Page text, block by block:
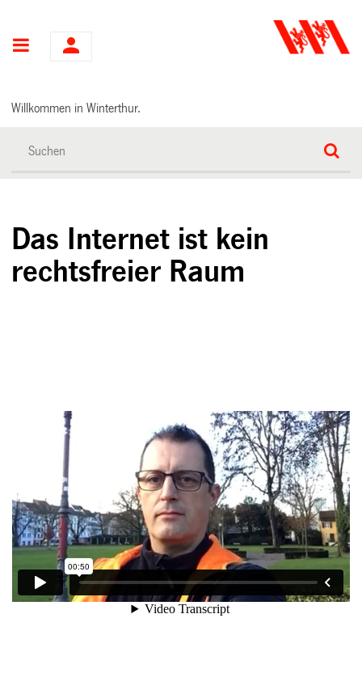
Hauptnavigation
Willkommen in Winterthur.
Das Internet ist kein
rechtsfreier Raum